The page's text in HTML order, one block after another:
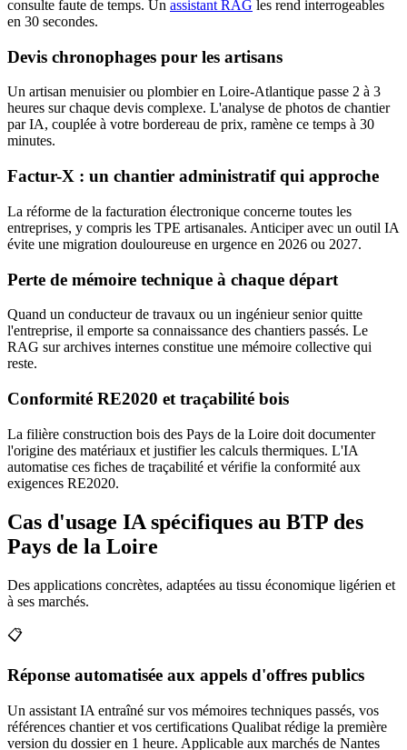
consulte faute de temps. Un assistant RAG les rend interrogeables
en 30 secondes.
Devis chronophages pour les artisans
Un artisan menuisier ou plombier en Loire-Atlantique passe 2 à 3
heures sur chaque devis complexe. L'analyse de photos de chantier
par IA, couplée à votre bordereau de prix, ramène ce temps à 30
minutes.
Factur-X : un chantier administratif qui approche
La réforme de la facturation électronique concerne toutes les
entreprises, y compris les TPE artisanales. Anticiper avec un outil IA
évite une migration douloureuse en urgence en 2026 ou 2027.
Perte de mémoire technique à chaque départ
Quand un conducteur de travaux ou un ingénieur senior quitte
l'entreprise, il emporte sa connaissance des chantiers passés. Le
RAG sur archives internes constitue une mémoire collective qui
reste.
Conformité RE2020 et traçabilité bois
La filière construction bois des Pays de la Loire doit documenter
l'origine des matériaux et justifier les calculs thermiques. L'IA
automatise ces fiches de traçabilité et vérifie la conformité aux
exigences RE2020.
Cas d'usage IA spécifiques au BTP des
Pays de la Loire
Des applications concrètes, adaptées au tissu économique ligérien et
à ses marchés.
📋
Réponse automatisée aux appels d'offres publics
Un assistant IA entraîné sur vos mémoires techniques passés, vos
références chantier et vos certifications Qualibat rédige la première
version du dossier en 1 heure. Applicable aux marchés de Nantes